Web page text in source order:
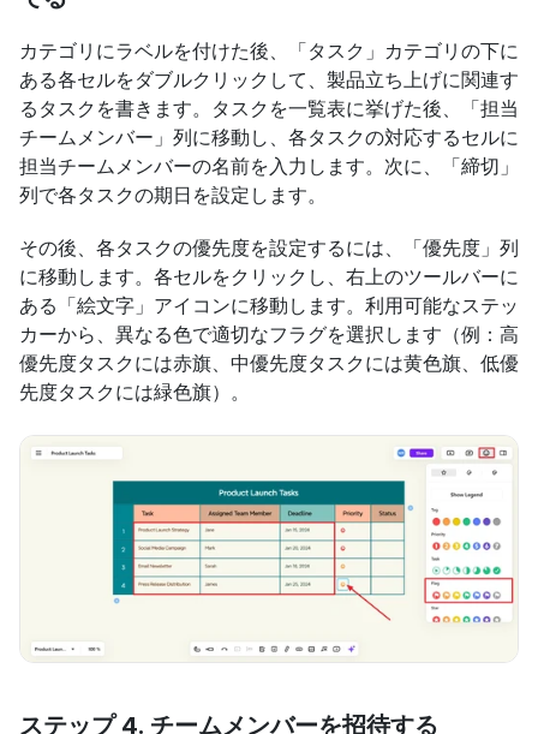
カテゴリにラベルを付けた後、「タスク」カテゴリの下に
ある各セルをダブルクリックして、製品立ち上げに関連す
るタスクを書きます。タスクを一覧表に挙げた後、「担当
チームメンバー」列に移動し、各タスクの対応するセルに
担当チームメンバーの名前を入力します。次に、「締切」
列で各タスクの期日を設定します。
その後、各タスクの優先度を設定するには、「優先度」列
に移動します。各セルをクリックし、右上のツールバーに
ある「絵文字」アイコンに移動します。利用可能なステッ
カーから、異なる色で適切なフラグを選択します（例：高
優先度タスクには赤旗、中優先度タスクには黄色旗、低優
先度タスクには緑色旗）。
ステップ 4. チームメンバーを招待する